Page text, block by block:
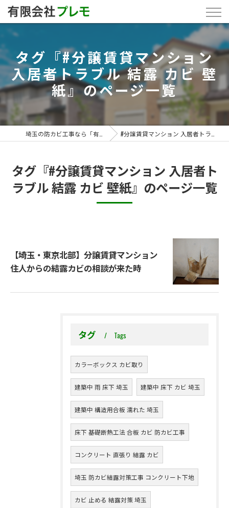
タグ『#分譲賃貸マンション
入居者トラブル 結露 カビ 壁
紙』のページ一覧
#分譲賃貸マンション 入居者トラブル 結露 カビ 壁紙
タグ『#分譲賃貸マンション 入居者ト
ラブル 結露 カビ 壁紙』のページ一覧
【埼玉・東京北部】分譲賃貸マンション
住人からの結露カビの相談が来た時
タグ Tags
カラーボックス カビ取り
建築中 雨 床下 埼玉 建築中 床下 カビ 埼玉
建築中 構造用合板 濡れた 埼玉
床下 基礎断熱工法 合板 カビ 防カビ工事
コンクリート 直張り 結露 カビ
埼玉 防カビ結露対策工事 コンクリート下地
カビ 止める 結露対策 埼玉